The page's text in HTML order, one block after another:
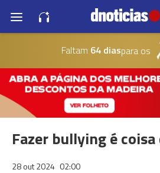
Faltam 64 diaspara os
Fazer bullying é
28 out 2024 02:00